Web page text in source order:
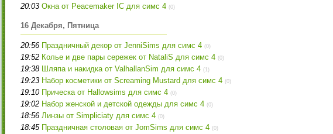
20:03 Окна от Peacemaker IC для симс 4 (0)
16 Декабря, Пятница
20:56 Праздничный декор от JenniSims для симс 4 (0)
19:52 Колье и две пары сережек от NataliS для симс 4 (0)
19:38 Шляпа и накидка от ValhallanSim для симс 4 (1)
19:23 Набор косметики от Screaming Mustard для симс 4 (0)
19:10 Прическа от Hallowsims для симс 4 (0)
19:02 Набор женской и детской одежды для симс 4 (0)
18:56 Линзы от Simpliciaty для симс 4 (0)
18:45 Праздничная столовая от JomSims для симс 4 (0)